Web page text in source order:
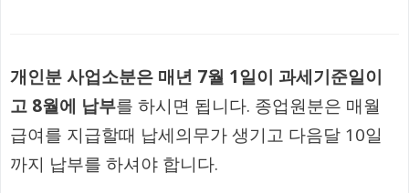
개인분 사업소분은 매년 7월 1일이 과세기준일이
고 8월에 납부를 하시면 됩니다. 종업원분은 매월
급여를 지급할때 납세의무가 생기고 다음달 10일
까지 납부를 하셔야 합니다.